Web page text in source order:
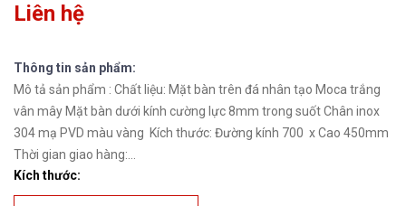
Liên hệ
Thông tin sản phẩm:
Mô tả sản phẩm : Chất liệu: Mặt bàn trên đá nhân tạo Moca trắng
vân mây Mặt bàn dưới kính cường lực 8mm trong suốt Chân inox
304 mạ PVD màu vàng Kích thước: Đường kính 700 x Cao 450mm
Thời gian giao hàng:...
Kích thước: